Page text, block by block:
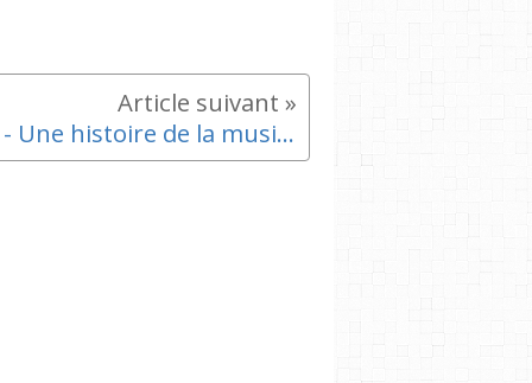
PIC - Une histoire de la musique moderne en 88 minutes